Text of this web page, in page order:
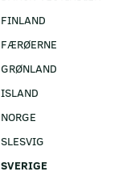
FINLAND
FÆRØERNE
GRØNLAND
ISLAND
NORGE
SLESVIG
SVERIGE